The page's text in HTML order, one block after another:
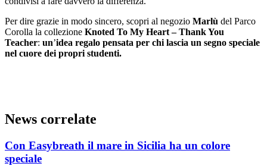
Per dire grazie in modo sincero, scopri al negozio Marlù del Parco
Corolla la collezione Knoted To My Heart – Thank You
Teacher: un’idea regalo pensata per chi lascia un segno speciale
nel cuore dei propri studenti.
News correlate
Con Easybreath il mare in Sicilia ha un colore
speciale